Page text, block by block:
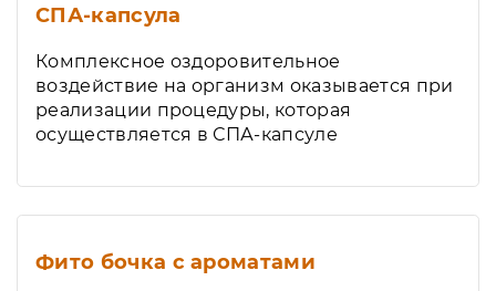
СПА-капсула
Комплексное оздоровительное
воздействие на организм оказывается при
реализации процедуры, которая
осуществляется в СПА-капсуле
Фито бочка с ароматами